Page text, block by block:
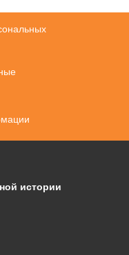
истории